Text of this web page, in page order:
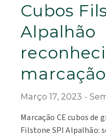
Cubos
Alpalhão
Março 17, 2023
Marcação CE cubos de
Filstone SPI Alpalhão: